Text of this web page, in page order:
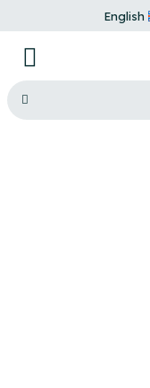
English